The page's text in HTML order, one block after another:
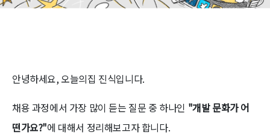
안녕하세요, 오늘의집 진식입니다.
채용 과정에서 가장 많이 듣는 질문 중 하나인 "개발 문화가 어
떤가요?"에 대해서 정리해보고자 합니다.